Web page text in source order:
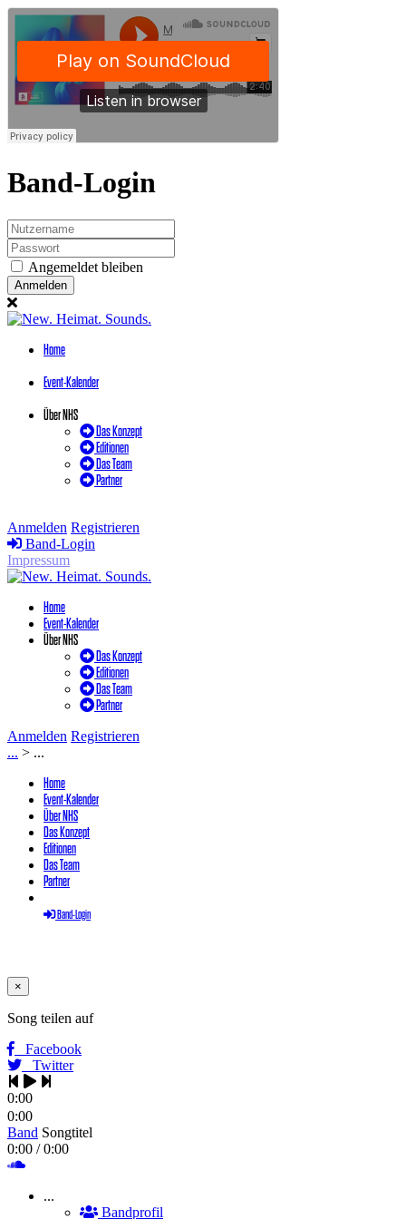
Band-Login
Angemeldet bleiben
Anmelden
Home
Event-Kalender
Über NHS
Das Konzept
Editionen
Das Team
Partner
Anmelden Registrieren
Band-Login
Impressum
Home
Event-Kalender
Über NHS
Das Konzept
Editionen
Das Team
Partner
Anmelden Registrieren
... > ...
Home
Event-Kalender
Über NHS
Das Konzept
Editionen
Das Team
Partner
Band-Login
×
Song teilen auf
Facebook
Twitter
0:00
0:00
Band Songtitel
0:00 / 0:00
...
Bandprofil